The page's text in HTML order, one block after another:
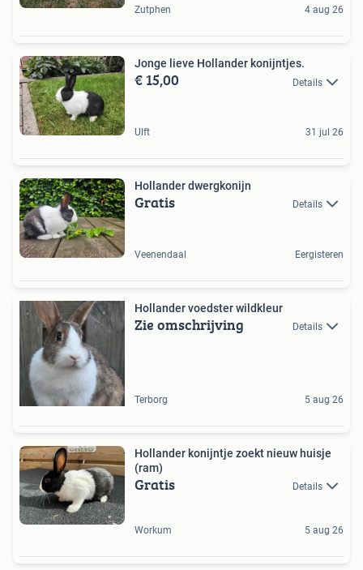
Zutphen 4 aug 26
Jonge lieve Hollander konijntjes.
€ 15,00 Details
Ulft 31 jul 26
Hollander dwergkonijn
Gratis Details
Veenendaal Eergisteren
Hollander voedster wildkleur
Zie omschrijving Details
Terborg 5 aug 26
Hollander konijntje zoekt nieuw huisje
(ram)
Gratis Details
Workum 5 aug 26